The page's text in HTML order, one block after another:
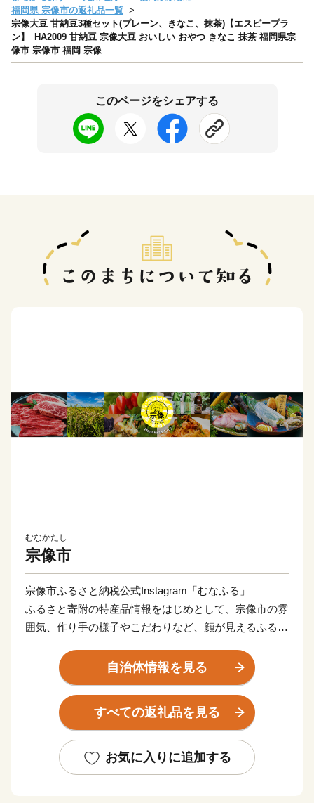
福岡県 宗像市の返礼品一覧
宗像大豆 甘納豆3種セット(プレーン、きなこ、抹茶)【エスピープラ
ン】_HA2009 甘納豆 宗像大豆 おいしい おやつ きなこ 抹茶 福岡県宗
像市 宗像市 福岡 宗像
このページをシェアする
むなかたし
宗像市
宗像市ふるさと納税公式Instagram「むなふる」
ふるさと寄附の特産品情報をはじめとして、宗像市の雰
囲気、作り手の様子やこだわりなど、顔が見えるふるさ
インスタ限定のイベントも開催中！
詳しくは、インスタ内で「munafuru」と検索！
自治体情報を見る
すべての返礼品を見る
お気に入りに追加する